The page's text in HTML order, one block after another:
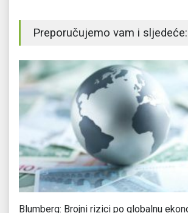
Preporučujemo vam i sljedeće:
Blumberg: Brojni rizici po globalnu